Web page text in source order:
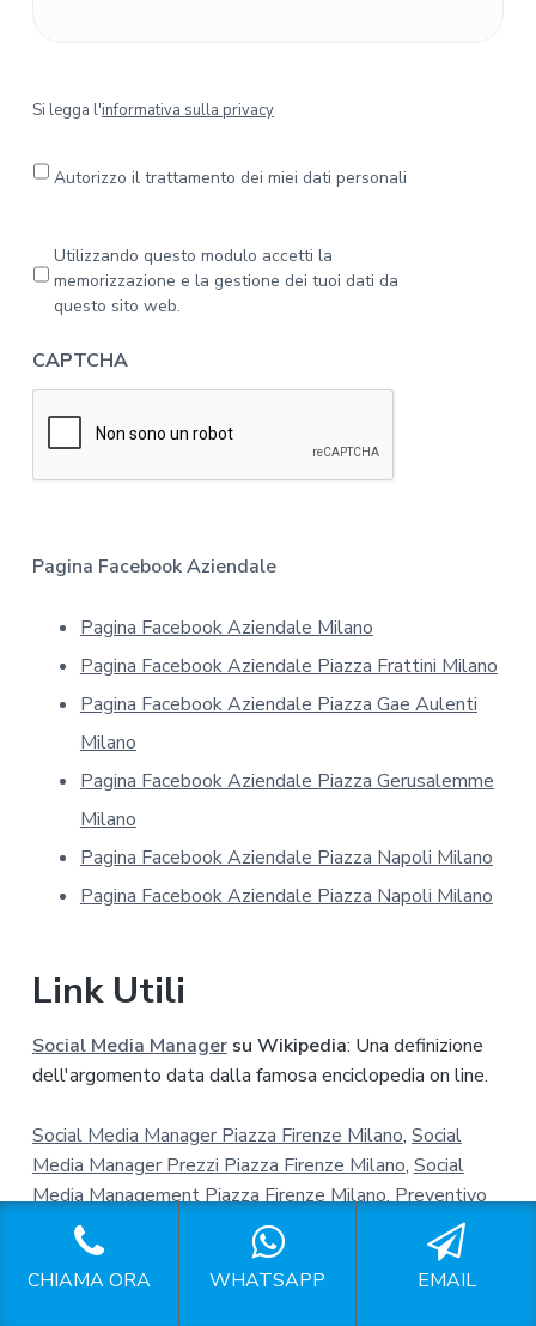
S
e
l
f
o
t
a
Si legga l'informativa sulla privacy
Autorizzo il trattamento dei miei dati personali
r
c
y
*
Utilizzando questo modulo accetti la
memorizzazione e la gestione dei tuoi dati da
questo sito web.
CAPTCHA
Pagina Facebook Aziendale
Pagina Facebook Aziendale Milano
Pagina Facebook Aziendale Piazza Frattini Milano
Pagina Facebook Aziendale Piazza Gae Aulenti
Milano
Pagina Facebook Aziendale Piazza Gerusalemme
Milano
Pagina Facebook Aziendale Piazza Napoli Milano
Pagina Facebook Aziendale Piazza Napoli Milano
Link Utili
Social Media Managersu Wikipedia: Una definizione
dell'argomento data dalla famosa enciclopedia on line.
Social Media Manager Piazza Firenze Milano, Social
Media Manager Prezzi Piazza Firenze Milano, Social
Media Management Piazza Firenze Milano,Preventivo
Social Media Manager Piazza Firenze Milano
Esperto
Gestione Profili Social Piazza Firenze Milano
Gestione
Pagina Facebook Piazza Firenze Milano
Gestione
CHIAMA ORA WHATSAPP EMAIL